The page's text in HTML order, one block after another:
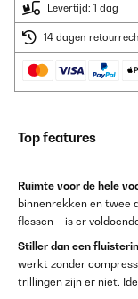
Levertijd: 1 dag
14 dagen
Top features
Ruimte voor de hele
binnenrekken en twee
flessen – is er
Stiller dan een
werkt zonder
trillingen zijn er niet.